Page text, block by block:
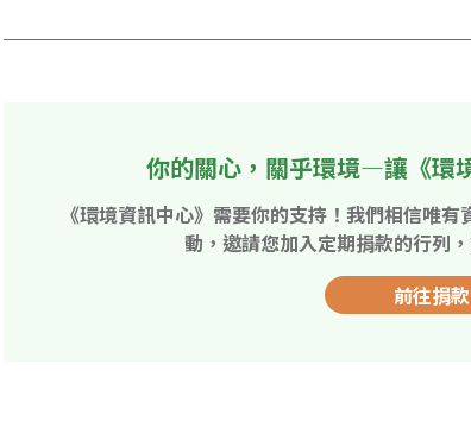
你的關心，關乎環境—讓《環
《環境資訊中心》需要你的支持！我們相信唯
動，邀請您加入定期捐款的行列
前往捐款